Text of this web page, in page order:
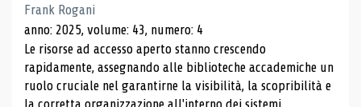
Frank Rogani
anno: 2025, volume: 43, numero: 4
Le risorse ad accesso aperto stanno crescendo
rapidamente, assegnando alle biblioteche accademiche un
ruolo cruciale nel garantirne la visibilità, la scopribilità e